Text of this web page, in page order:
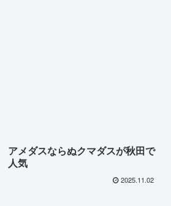
アメダスならぬクマダスが秋田で
人気
2025.11.02